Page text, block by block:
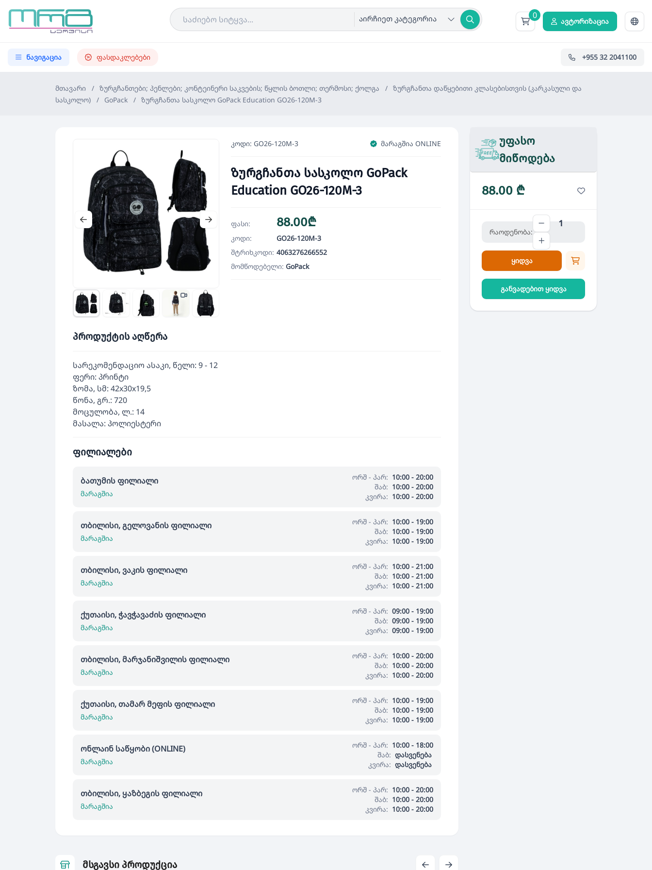
აირჩიეთ კატეგორია 0
ავტორიზაცია
ნავიგაცია ფასდაკლებები +955 32 2041100
მთავარი / ზურგჩანთები; პენლები; კონტეინერი საკვების; წყლის ბოთლი; თერმოსი; ქოლგა /
ზურგჩანთა დაწყებითი კლასებისთვის (კარკასული და
სასკოლო)
/ GoPack / ზურგჩანთა სასკოლო GoPack Education GO26-120M-3
კოდი: GO26-120M-3 მარაგშია ONLINE
ზურგჩანთა სასკოლო GoPack
Education GO26-120M-3
ფასი: 88.00₾
კოდი:
GO26-120M-3
შტრიხკოდი: 4063276266552
მომწოდებელი: GoPack
პროდუქტის აღწერა
სარეკომენდაციო ასაკი, წელი: 9 - 12
ფერი: პრინტი
ზომა, სმ: 42x30x19,5
წონა, გრ.: 720
მოცულობა, ლ.: 14
მასალა: პოლიესტერი
ფილიალები
ბათუმის ფილიალი
მარაგშია
ორშ - პარ: 10:00 - 20:00
შაბ: 10:00 - 20:00
კვირა: 10:00 - 20:00
თბილისი, გელოვანის ფილიალი
მარაგშია
ორშ - პარ: 10:00 - 19:00
შაბ: 10:00 - 19:00
კვირა: 10:00 - 19:00
თბილისი, ვაკის ფილიალი
მარაგშია
ორშ - პარ: 10:00 - 21:00
შაბ: 10:00 - 21:00
კვირა: 10:00 - 21:00
ქუთაისი, ჭავჭავაძის ფილიალი
მარაგშია
ორშ - პარ: 09:00 - 19:00
შაბ: 09:00 - 19:00
კვირა: 09:00 - 19:00
თბილისი, მარჯანიშვილის ფილიალი
მარაგშია
ორშ - პარ: 10:00 - 20:00
შაბ: 10:00 - 20:00
კვირა: 10:00 - 20:00
ქუთაისი, თამარ მეფის ფილიალი
მარაგშია
ორშ - პარ: 10:00 - 19:00
შაბ: 10:00 - 19:00
კვირა: 10:00 - 19:00
ონლაინ საწყობი (ONLINE)
მარაგშია
ორშ - პარ: 10:00 - 18:00
შაბ: დასვენება
კვირა: დასვენება
თბილისი, ყაზბეგის ფილიალი
მარაგშია
ორშ - პარ: 10:00 - 20:00
შაბ: 10:00 - 20:00
კვირა: 10:00 - 20:00
მსგავსი პროდუქცია
უფასო
მიწოდება
88.00 ₾
რაოდენობა:
ყიდვა
განვადებით ყიდვა